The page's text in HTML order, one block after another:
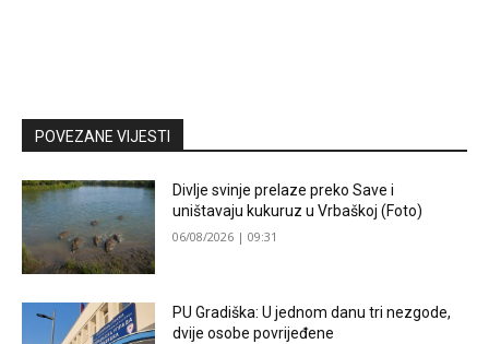
POVEZANE VIJESTI
Divlje svinje prelaze preko Save i
uništavaju kukuruz u Vrbaškoj (Foto)
06/08/2026 | 09:31
PU Gradiška: U jednom danu tri nezgode,
dvije osobe povrijeđene